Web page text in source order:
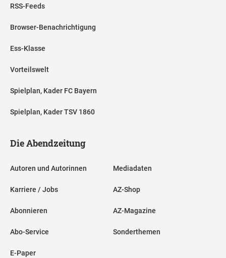
RSS-Feeds
Browser-Benachrichtigung
Ess-Klasse
Vorteilswelt
Spielplan, Kader FC Bayern
Spielplan, Kader TSV 1860
Die Abendzeitung
Autoren und Autorinnen
Karriere / Jobs
Abonnieren
Abo-Service
E-Paper
Mediadaten
AZ-Shop
AZ-Magazine
Sonderthemen